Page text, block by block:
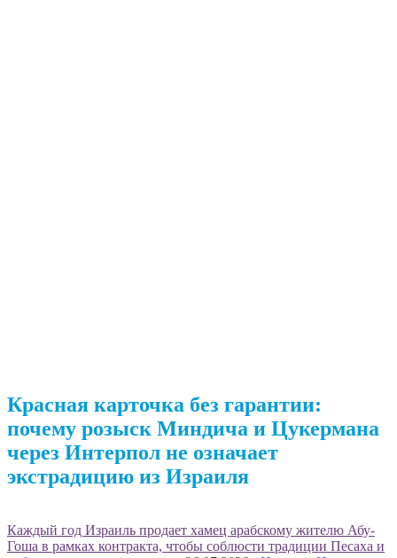
Красная карточка без гарантии:
почему розыск Миндича и Цукермана
через Интерпол не означает
экстрадицию из Израиля
Каждый год Израиль продает хамец арабскому жителю Абу-
Гоша в рамках контракта, чтобы соблюсти традиции Песаха и